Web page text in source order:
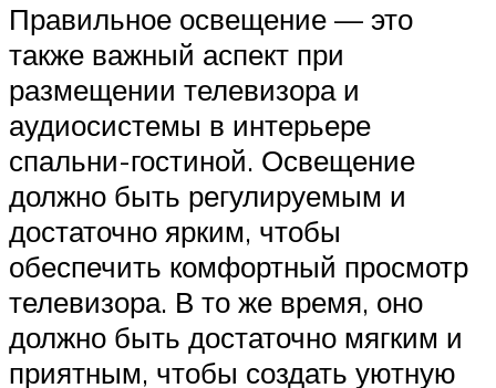
Правильное освещение — это
также важный аспект при
размещении телевизора и
аудиосистемы в интерьере
спальни-гостиной. Освещение
должно быть регулируемым и
достаточно ярким, чтобы
обеспечить комфортный просмотр
телевизора. В то же время, оно
должно быть достаточно мягким и
приятным, чтобы создать уютную